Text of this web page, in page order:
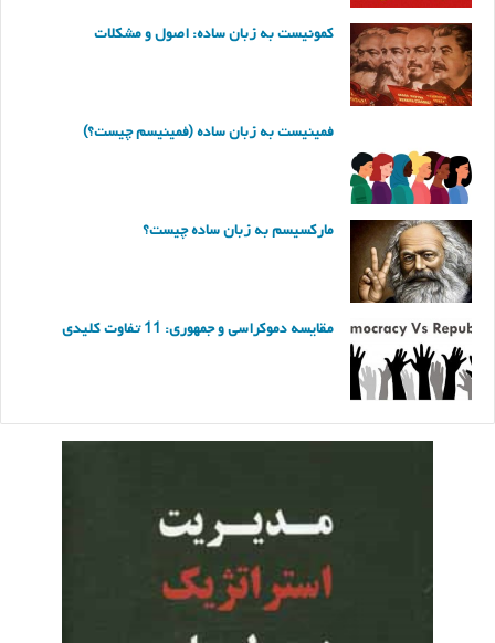
کمونیست به زبان ساده: اصول و مشکلات
فمینیست به زبان ساده (فمینیسم چیست؟)
مارکسیسم به زبان ساده چیست؟
مقایسه دموکراسی و جمهوری: 11 تفاوت کلیدی